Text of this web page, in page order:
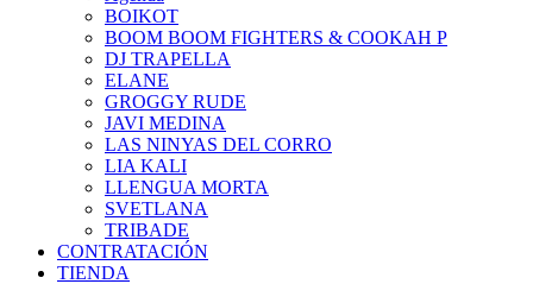
BOIKOT
BOOM BOOM FIGHTERS & COOKAH P
DJ TRAPELLA
ELANE
GROGGY RUDE
JAVI MEDINA
LAS NINYAS DEL CORRO
LIA KALI
LLENGUA MORTA
SVETLANA
TRIBADE
CONTRATACIÓN
TIENDA